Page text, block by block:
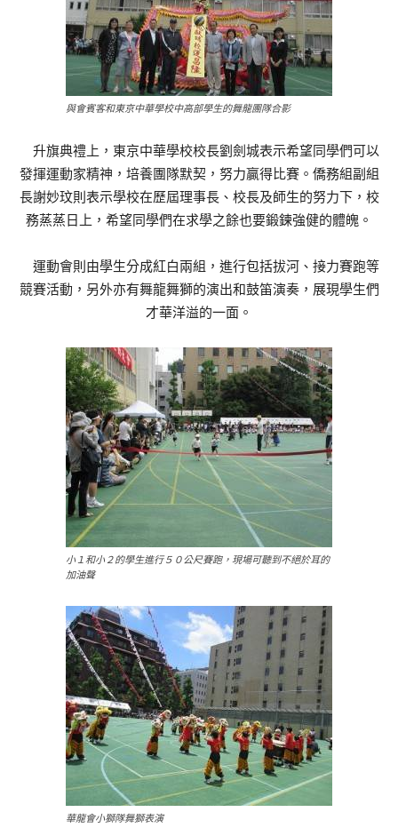
與會賓客和東京中華學校中高部學生的舞龍團隊合影
升旗典禮上，東京中華學校校長劉劍城表示希望同學們可以
發揮運動家精神，培養團隊默契，努力贏得比賽。僑務組副組
長謝妙玟則表示學校在歷屆理事長、校長及師生的努力下，校
務蒸蒸日上，希望同學們在求學之餘也要鍛鍊強健的體魄。
運動會則由學生分成紅白兩組，進行包括拔河、接力賽跑等
競賽活動，另外亦有舞龍舞獅的演出和鼓笛演奏，展現學生們
才華洋溢的一面。
小１和小２的學生進行５０公尺賽跑，現場可聽到不絕於耳的
加油聲
華龍會小獅隊舞獅表演